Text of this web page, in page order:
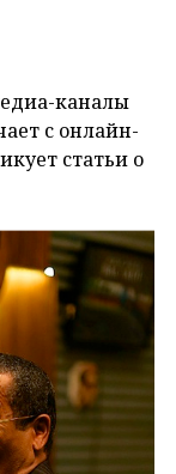
каналы
с онлайн-
статьи о